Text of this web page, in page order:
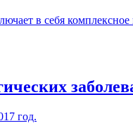
в себя
год.